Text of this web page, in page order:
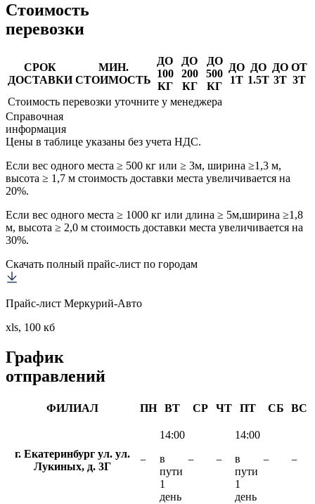
Стоимость
перевозки
СРОК
ДОСТАВКИ
МИН.
СТОИМОСТЬ
ДО
100
КГ
ДО
200
КГ
ДО
500
КГ
ДО
1Т
ДО
1.5Т
ДО
3Т
ОТ
3Т
Стоимость перевозки уточните у менеджера
Справочная
информация
Цены в таблице указаны без учета НДС.
Если вес одного места ≥ 500 кг или ≥ 3м, ширина ≥1,3 м,
высота ≥ 1,7 м стоимость доставки места увеличивается на
20%.
Если вес одного места ≥ 1000 кг или длина ≥ 5м,ширина ≥1,8
м, высота ≥ 2,0 м стоимость доставки места увеличивается на
30%.
Скачать полный прайс-лист по городам
Прайс-лист Меркурий-Авто
xls, 100 кб
График
отправлений
ФИЛИАЛ ПН ВТ СР ЧТ ПТ СБ ВС
г. Екатеринбург ул. ул.
Лукиных, д. 3Г
−
14:00
в
пути
1
день
− −
14:00
в
пути
1
день
− −